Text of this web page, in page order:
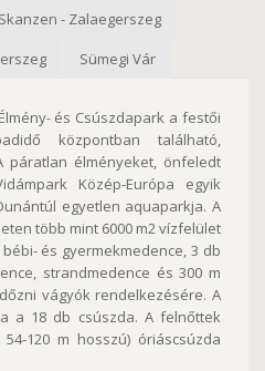
Skanzen - Zalaegerszeg
Sümegi Vár
és Csúszdapark a festői
központban található,
páratlan élményeket, önfeledt
Közép-Európa egyik
egyetlen aquaparkja. A
több mint 6000 m2 vízfelület
és gyermekmedence, 3 db
strandmedence és 300 m
vágyók rendelkezésére. A
a 18 db csúszda. A felnőttek
120 m hosszú) óriáscsúzda